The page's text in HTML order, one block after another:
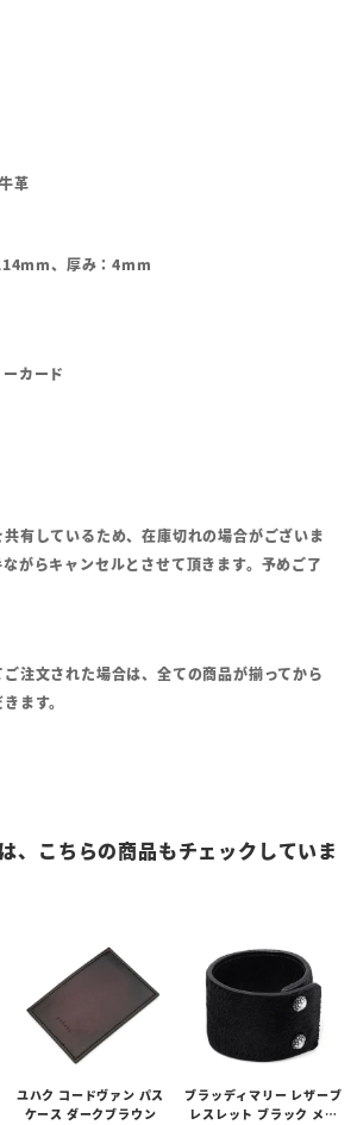
革
、厚み：4mm
カード
有しているため、在庫切れの場合がございま
がらキャンセルとさせて頂きます。予めご了
注文された場合は、全ての商品が揃ってから
ます。
、こちらの商品もチェックしていま
ユハク コードヴァン パス
ケース ダークブラウン
ブラッディマリー レザーブ
レスレット ブラック メン